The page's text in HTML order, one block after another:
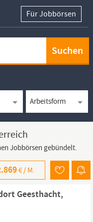
Für Jobbörsen
Jobbörsen gebündelt.
€ / M.
Geesthacht,